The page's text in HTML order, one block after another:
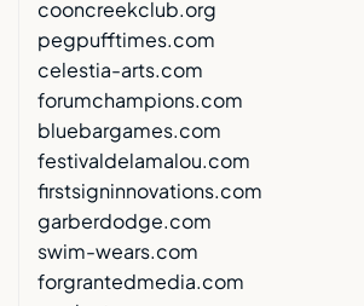
cooncreekclub.org
pegpufftimes.com
celestia-arts.com
forumchampions.com
bluebargames.com
festivaldelamalou.com
firstsigninnovations.com
garberdodge.com
swim-wears.com
forgrantedmedia.com